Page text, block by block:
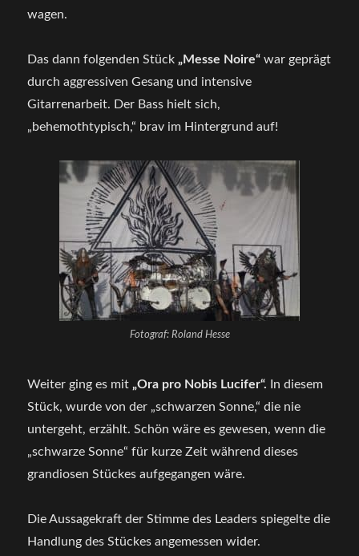
wagen.
Das dann folgenden Stück„Messe Noire“ war geprägt
durch aggressiven Gesang und intensive
Gitarrenarbeit. Der Bass hielt sich,
„behemothtypisch,“ brav im Hintergrund auf!
Fotograf: Roland Hesse
Weiter ging es mit„Ora pro Nobis Lucifer“.
In diesem
Stück, wurde von der „schwarzen Sonne,“ die nie
untergeht, erzählt. Schön wäre es gewesen, wenn die
„schwarze Sonne“ für kurze Zeit während dieses
grandiosen Stückes aufgegangen wäre.
Die Aussagekraft der Stimme des Leaders spiegelte die
Handlung des Stückes angemessen wider.